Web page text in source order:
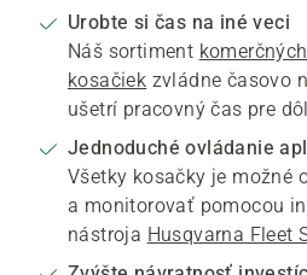
Urobte si čas na iné veci
Náš sortiment
kosačiek zvládne časovo
ušetrí pracovný čas pre
Jednoduché ovládanie
Všetky kosačky je možné
a monitorovať pomocou
nástroja Husqvarna Fleet